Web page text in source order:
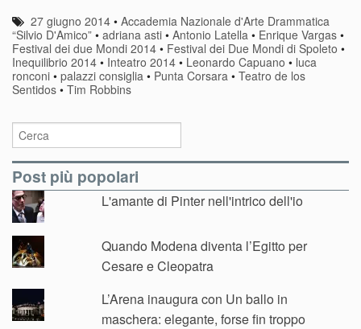
27 giugno 2014 •Accademia Nazionale d'Arte Drammatica
“Silvio D'Amico” • adriana asti • Antonio Latella • Enrique Vargas •
Festival dei due Mondi 2014 • Festival dei Due Mondi di Spoleto •
Inequilibrio 2014 • Inteatro 2014 • Leonardo Capuano • luca
ronconi • palazzi consiglia • Punta Corsara • Teatro de los
Sentidos • Tim Robbins
Post più popolari
L'amante di Pinter nell'intrico dell'io
Quando Modena diventa l’Egitto per
Cesare e Cleopatra
L’Arena inaugura con Un ballo in
maschera: elegante, forse fin troppo